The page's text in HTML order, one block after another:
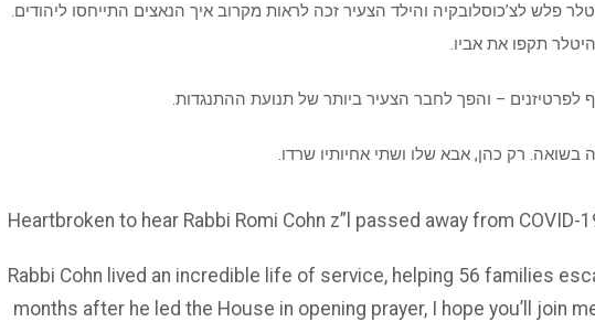
10 בלבד, היטלר פלש לצ’כוסלובקיה והילד הצעיר זכה לראות מקרוב איך הנאצים התייחסו ליהודים.
תקפו את אביו.
לפרטיזנים – והפך לחבר הצעיר ביותר של תנועת ההתנגדות.
רק כהן, אבא שלו ושתי אחיותיו שרדו.
Heartbroken to hear Rabbi Romi Cohn z”l passed away from COVID-
Rabbi Cohn lived an incredible life of service, helping 56 families
months after he led the House in opening prayer, I hope you’ll join